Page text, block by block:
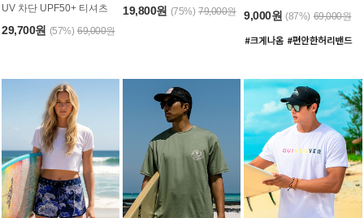
UV 차단 UPF50+ 티셔츠
29,700원 (57%) 69,000원
19,800원 (75%) 79,000원 9,000원 (87%) 69,000원